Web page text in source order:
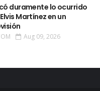
duramente lo ocurrido
Martínez en un
Aug 09, 2026